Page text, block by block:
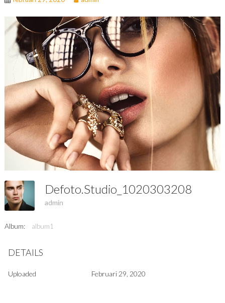
Defoto.studio_1020303208
admin
Album: album1
DETAILS
Uploaded Februari 29, 2020